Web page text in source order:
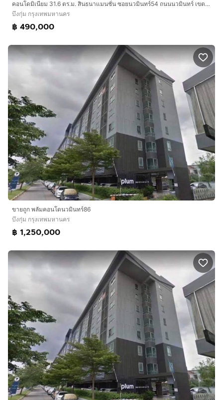
คอนโดมิเนียม 31.6 ตร.ม. สินธนาแมนชั่น ซอยนวมินทร์54 ถนนนวมินทร์ เขตบึงกุ่ม กรุงเทพมหานคร
บึงกุ่ม กรุงเทพมหานคร
฿ 490,000
ขายถูก พลัมคอนโดนวมินทร์86
บึงกุ่ม กรุงเทพมหานคร
฿ 1,250,000